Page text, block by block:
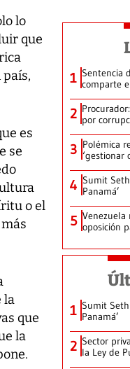
lo
que
es
se
o el
la
que
la
1 Sentencia
comparte
2 por
3 Polémica
‘gestionar
4 Sumit
Panamá’
5 oposición
1 Sumit
Panamá’
2 Sector
la Ley de